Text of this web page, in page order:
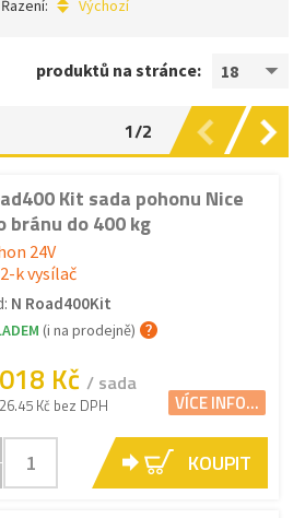
Řazení: Výchozí
produktů na stránce: 18
1/2
Kit sada pohonu Nice
bránu do 400 kg
24V
k vysílač
N Road400Kit
(i na prodejně)
Kč / sada
Kč bez DPH VÍCE INFO...
KOUPIT